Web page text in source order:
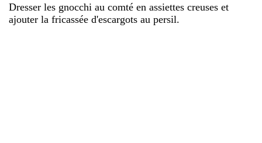
Dresser les gnocchi au comté en assiettes creuses et
ajouter la fricassée d'escargots au persil.